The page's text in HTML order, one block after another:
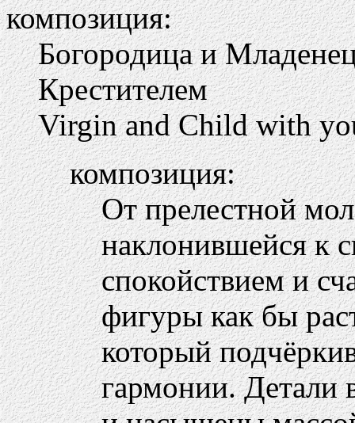
композиция:
Богородица и
Крестителем
Virgin and Child with
композиция:
От прелестной
наклонившейся к
спокойствием и
фигуры как бы
который
гармонии.